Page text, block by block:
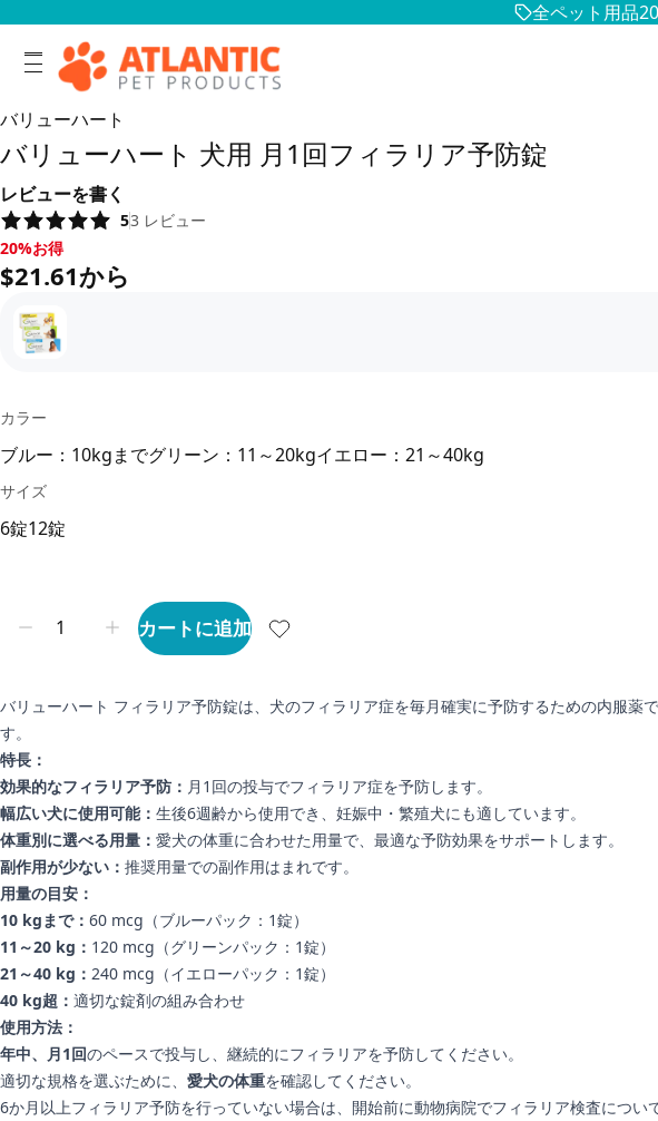
全ペット用品
バリューハート
バリューハート 犬用 月1回フィラリア予防錠
レビューを書く
53 レビュー
20%お得, $21.61から
20%お得
$21.61から
カラー
ブルー：10kgまでグリーン：11～20kgイエロー：21～40kg
サイズ
6錠12錠
カートに追加
バリューハート フィラリア予防錠は、犬のフィラリア症を毎月確実に予防するための内服
す。
特長：
効果的なフィラリア予防： 月1回の投与でフィラリア症を予防します。
幅広い犬に使用可能： 生後6週齢から使用でき、妊娠中・繁殖犬にも適しています。
体重別に選べる用量： 愛犬の体重に合わせた用量で、最適な予防効果をサポートします。
副作用が少ない： 推奨用量での副作用はまれです。
用量の目安：
10 kgまで： 60 mcg（ブルーパック：1錠）
11～20 kg： 120 mcg（グリーンパック：1錠）
21～40 kg： 240 mcg（イエローパック：1錠）
40 kg超： 適切な錠剤の組み合わせ
使用方法：
年中、月1回のペースで投与し、継続的にフィラリアを予防してください。
適切な規格を選ぶために、 愛犬の体重を確認してください。
6か月以上フィラリア予防を行っていない場合は、開始前に動物病院でフィラリア検査につい